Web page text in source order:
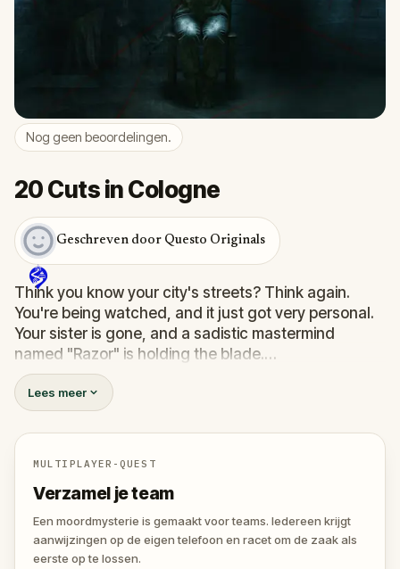
Nog geen beoordelingen.
20 Cuts in Cologne
Geschreven door Questo Originals
Think you know your city's streets? Think again.
You're being watched, and it just got very personal.
Your sister is gone, and a sadistic mastermind
named "Razor" is holding the blade.
You’re not just taking a walk; you’re a pawn in a
twisted scavenger hunt where the stakes are life
and death. To find her, you’ll have to save others
first—strangers trapped in Razor’s deadly games.
You’ll need to solve sinister puzzles and help a
The clock is ticking, and every wrong move brings
your sister one step closer to her final cut. Do you
have the nerves to outsmart a killer, or will you
become just another notch on his blade?
Lees meer
MULTIPLAYER-QUEST
Verzamel je team
Een moordmysterie is gemaakt voor teams. Iedereen krijgt
aanwijzingen op de eigen telefoon en racet om de zaak als
eerste op te lossen.